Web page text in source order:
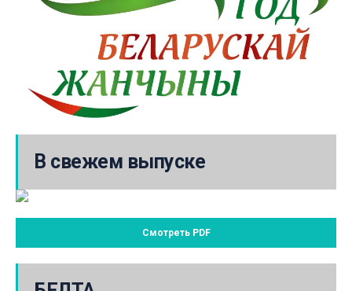
В свежем выпуске
Смотреть PDF